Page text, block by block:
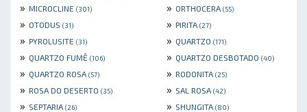
» MICROCLINE (301) » ORTHOCERA (55)
» OTODUS (31) » PIRITA (27)
» PYROLUSITE (31) » QUARTZO (171)
» QUARTZO FUMÊ (106) » QUARTZO DESBOTADO (40)
» QUARTZO ROSA (57) » RODONITA (25)
» ROSA DO DESERTO (35) » SAL ROSA (42)
» SEPTARIA (26) » SHUNGITA (80)